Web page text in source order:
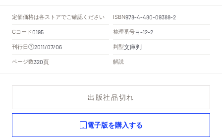
定価価格は各ストアでご確認ください ISBN978-4-480-09388-2
Cコード0195 整理番号ヨ-12-2
刊行日 2011/07/06 判型文庫判
ページ数320頁 解説
出版社品切れ
電子版を購入する